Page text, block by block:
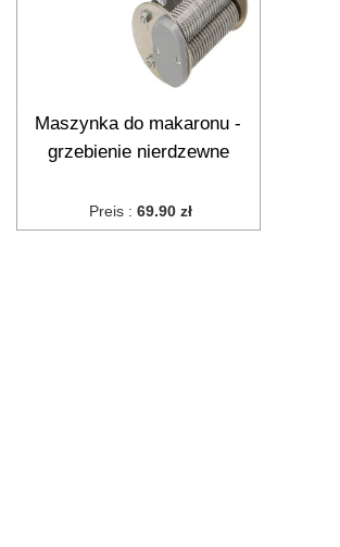
Maszynka do makaronu -
grzebienie nierdzewne
Preis : 69.90 zł